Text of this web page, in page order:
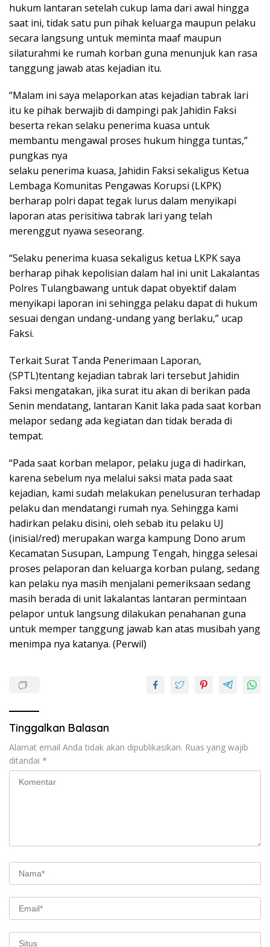
hukum lantaran setelah cukup lama dari awal hingga
saat ini, tidak satu pun pihak keluarga maupun pelaku
secara langsung untuk meminta maaf maupun
silaturahmi ke rumah korban guna menunjuk kan rasa
tanggung jawab atas kejadian itu.
“Malam ini saya melaporkan atas kejadian tabrak lari
itu ke pihak berwajib di dampingi pak Jahidin Faksi
beserta rekan selaku penerima kuasa untuk
membantu mengawal proses hukum hingga tuntas,”
pungkas nya
selaku penerima kuasa, Jahidin Faksi sekaligus Ketua
Lembaga Komunitas Pengawas Korupsi (LKPK)
berharap polri dapat tegak lurus dalam menyikapi
laporan atas perisitiwa tabrak lari yang telah
merenggut nyawa seseorang.
“Selaku penerima kuasa sekaligus ketua LKPK saya
berharap pihak kepolisian dalam hal ini unit Lakalantas
Polres Tulangbawang untuk dapat obyektif dalam
menyikapi laporan ini sehingga pelaku dapat di hukum
sesuai dengan undang-undang yang berlaku,” ucap
Faksi.
Terkait Surat Tanda Penerimaan Laporan,
(SPTL)tentang kejadian tabrak lari tersebut Jahidin
Faksi mengatakan, jika surat itu akan di berikan pada
Senin mendatang, lantaran Kanit laka pada saat korban
melapor sedang ada kegiatan dan tidak berada di
tempat.
“Pada saat korban melapor, pelaku juga di hadirkan,
karena sebelum nya melalui saksi mata pada saat
kejadian, kami sudah melakukan penelusuran terhadap
pelaku dan mendatangi rumah nya. Sehingga kami
hadirkan pelaku disini, oleh sebab itu pelaku UJ
(inisial/red) merupakan warga kampung Dono arum
Kecamatan Susupan, Lampung Tengah, hingga selesai
proses pelaporan dan keluarga korban pulang, sedang
kan pelaku nya masih menjalani pemeriksaan sedang
masih berada di unit lakalantas lantaran permintaan
pelapor untuk langsung dilakukan penahanan guna
untuk memper tanggung jawab kan atas musibah yang
menimpa nya katanya. (Perwil)
Tinggalkan Balasan
Alamat email Anda tidak akan dipublikasikan. Ruas yang wajib
ditandai *